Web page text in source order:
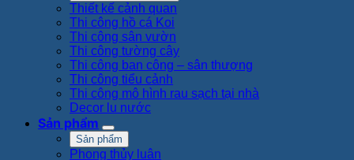
Thiết kế cảnh quan
Thi công hồ cá Koi
Thi công sân vườn
Thi công tường cây
Thi công ban công – sân thượng
Thi công tiểu cảnh
Thi công mô hình rau sạch tại nhà
Decor lu nước
Sản phẩm
Sản phẩm
Phong thủy luân